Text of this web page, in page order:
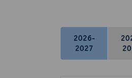
2026-
2027